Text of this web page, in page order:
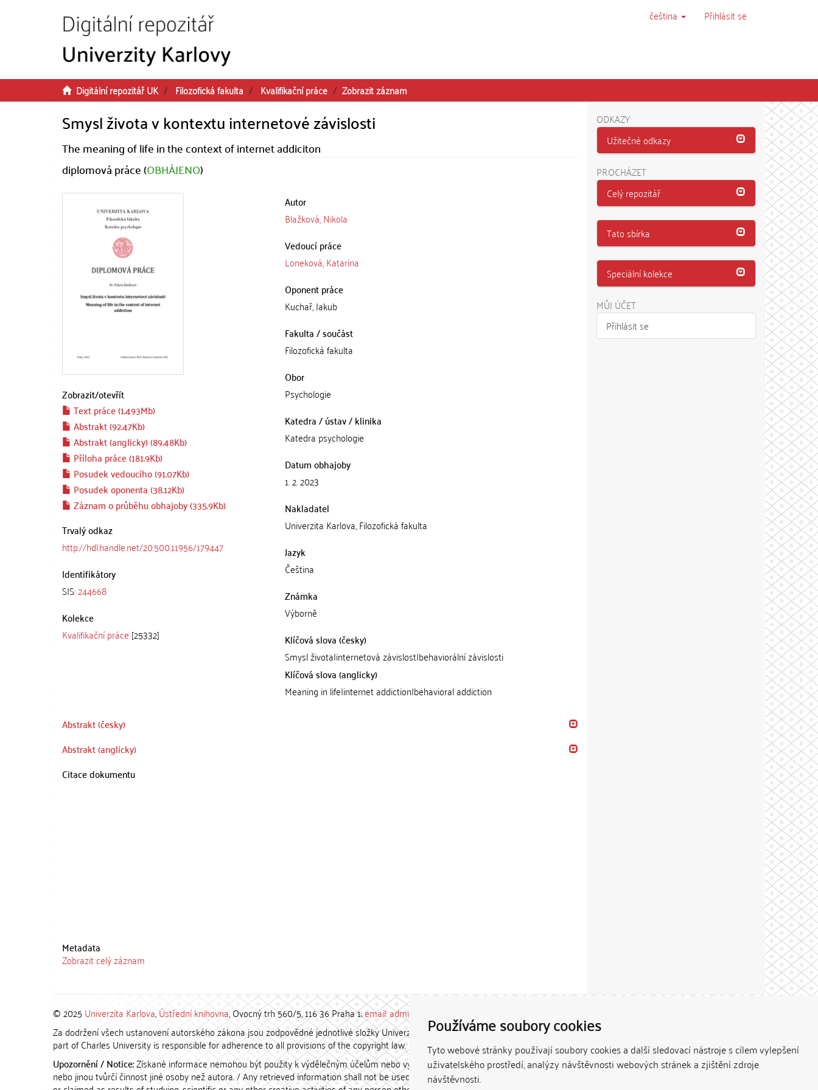
Používáme soubory cookies
Tyto webové stránky používají soubory cookies a další sledovací nástroje s cílem vylepšení
uživatelského prostředí, analýzy návštěvnosti webových stránek a zjištění zdroje
návštěvnosti.
čeština Přihlásit se
Digitální repozitář UK Filozofická fakulta Kvalifikační práce Zobrazit záznam
Smysl života v kontextu internetové závislosti
The meaning of life in the context of internet addiciton
diplomová práce (OBHÁJENO)
Zobrazit/otevřít
Text práce (1.493Mb)
Abstrakt (92.47Kb)
Abstrakt (anglicky) (89.48Kb)
Příloha práce (181.9Kb)
Posudek vedoucího (91.07Kb)
Posudek oponenta (38.12Kb)
Záznam o průběhu obhajoby (335.9Kb)
Trvalý odkaz
http://hdl.handle.net/20.500.11956/179447
Identifikátory
SIS:244668
Kolekce
Kvalifikační práce [25332]
Autor
Blažková, Nikola
Vedoucí práce
Loneková, Katarína
Oponent práce
Kuchař, Jakub
Fakulta / součást
Filozofická fakulta
Obor
Psychologie
Katedra / ústav / klinika
Katedra psychologie
Datum obhajoby
1. 2. 2023
Nakladatel
Univerzita Karlova, Filozofická fakulta
Jazyk
Čeština
Známka
Výborně
Klíčová slova (česky)
Smysl života|internetová závislost|behaviorální závislosti
Klíčová slova (anglicky)
Meaning in life|internet addiction|behavioral addiction
Abstrakt (česky)
Abstrakt (anglicky)
Citace dokumentu
Metadata
Zobrazit celý záznam
ODKAZY
Užitečné odkazy
PROCHÁZET
Celý repozitář
Tato sbírka
Speciální kolekce
MŮJ ÚČET
Přihlásit se
© 2025 Univerzita Karlova,Ústřední knihovna, Ovocný trh 560/5, 116 36 Praha 1;email: admin-repozitar [at] cuni.cz
Za dodržení všech ustanovení autorského zákona jsou zodpovědné jednotlivé složky Univerzity Karlovy. / Each constituent
part of Charles University is responsible for adherence to all provisions of the copyright law.
Upozornění / Notice:Získané informace nemohou být použity k výdělečným účelům nebo vydávány za studijní, vědeckou
nebo jinou tvůrčí činnost jiné osoby než autora. / Any retrieved information shall not be used for any commercial purposes